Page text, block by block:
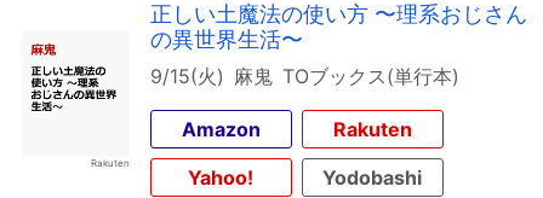
正しい土魔法の使い方 〜理系おじさん
の異世界生活〜
9/15(火) 麻鬼 TOブックス(単行本)
Amazon
Rakuten
Yahoo!
Yodobashi